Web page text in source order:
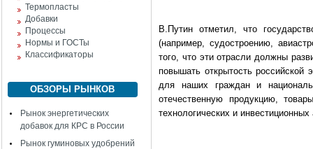
Термопласты
Добавки
Процессы
Нормы и ГОСТы
Классификаторы
ОБЗОРЫ РЫНКОВ
Рынок энергетических
добавок для КРС в России
Рынок гуминовых удобрений
В.Путин отметил, что
(например, судостроению,
того, что эти отрасли должны
повышать открытость российской
для наших граждан и
отечественную продукцию,
технологических и